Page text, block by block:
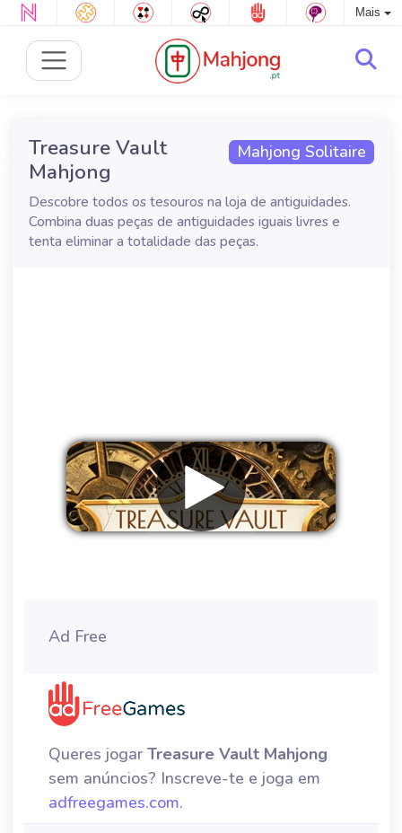
Mais
Mahjong Solitaire
Treasure Vault
Mahjong
Descobre todos os tesouros na loja de antiguidades.
Combina duas peças de antiguidades iguais livres e
tenta eliminar a totalidade das peças.
Ad Free
Queres jogar Treasure Vault Mahjong
sem anúncios? Inscreve-te e joga em
adfreegames.com.